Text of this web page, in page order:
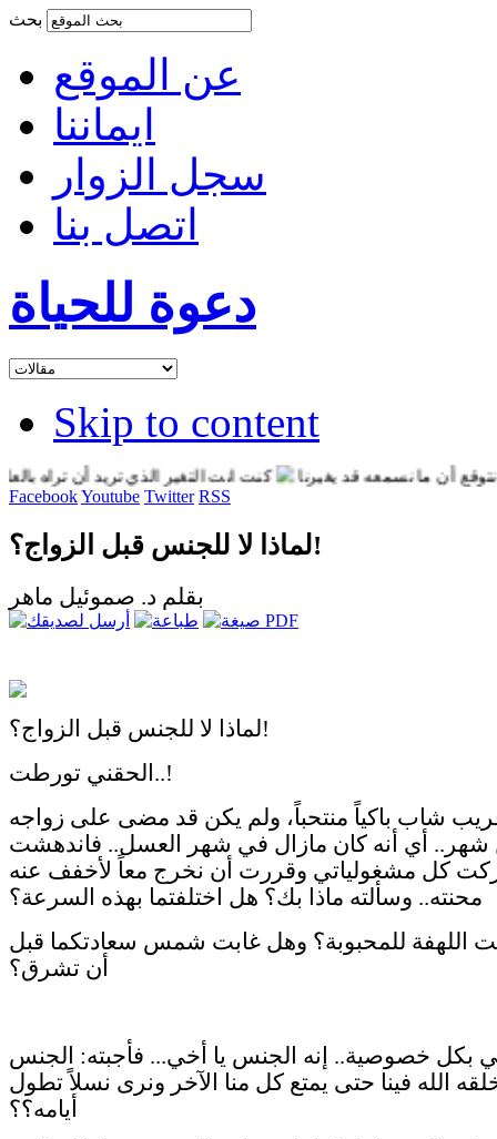
عن الموقع
ايماننا
سجل الزوار
اتصل بنا
دعوة للحياة
Skip to content
ما نسمعه قد يغيرنا كنت انت التغير الذي تريد أن تراه بالعالم
FacebookYoutube Twitter RSS
لماذا لا للجنس قبل الزواج؟!
بقلم د. صموئيل ماهر
لماذا لا للجنس قبل الزواج؟!
الحقني تورطت..!
شاب باكياً منتحباً، ولم يكن قد مضى على زواجه
شهر.. أي أنه كان مازال في شهر العسل.. فاندهشت
كل مشغولياتي وقررت أن نخرج معاً لأخفف عنه
محنته.. وسألته ماذا بك؟ هل اختلفتما بهذه السرعة؟
اللهفة للمحبوبة؟ وهل غابت شمس سعادتكما قبل
أن تشرق؟
بكل خصوصية.. إنه الجنس يا أخي... فأجبته: الجنس
الله فينا حتى يمتع كل منا الآخر ونرى نسلاً تطول
أيامه؟؟